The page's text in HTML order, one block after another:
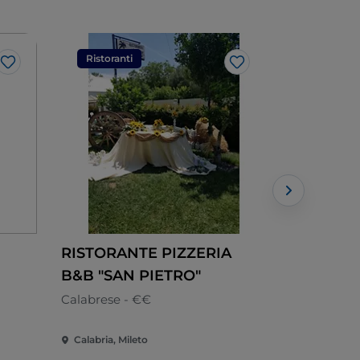
Like
Ristoranti
Like
RISTORANTE PIZZERIA
B&B "SAN PIETRO"
Calabrese - €€
Calabria, Mileto